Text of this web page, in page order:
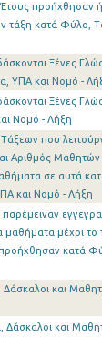
προήχθησαν ή
τάξη κατά Φύλο,
Ξένες
ΥΠΑ και Νομό -
Ξένες
Νομό - Λήξη
Τάξεων που
Αριθμός
σε αυτά
και Νομό - Λήξη
μέχρι το
προήχθησαν κατά
Δάσκαλοι και
Δάσκαλοι και